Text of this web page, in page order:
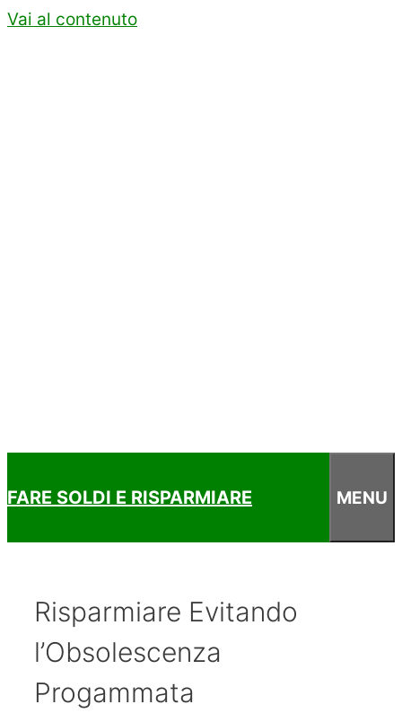
Vai al contenuto
FARE SOLDI E RISPARMIARE MENU
Risparmiare Evitando
l’Obsolescenza
Progammata